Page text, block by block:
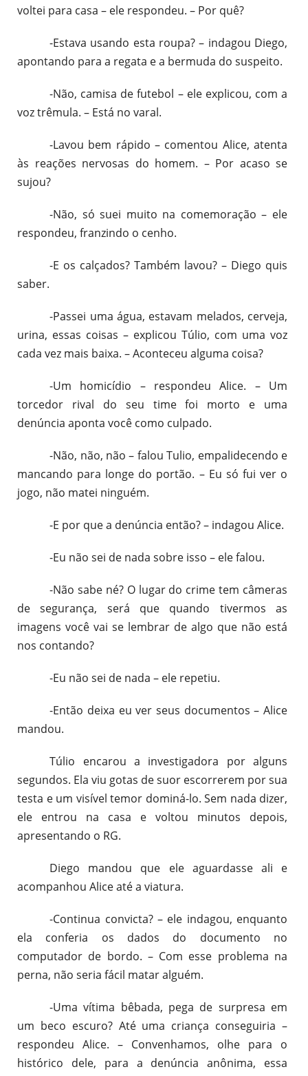
voltei para casa – ele respondeu. – Por quê?
-Estava usando esta roupa? – indagou Diego,
apontando para a regata e a bermuda do suspeito.
-Não, camisa de futebol – ele explicou, com a
voz trêmula. – Está no varal.
-Lavou bem rápido – comentou Alice, atenta
às reações nervosas do homem. – Por acaso se
sujou?
-Não, só suei muito na comemoração – ele
respondeu, franzindo o cenho.
-E os calçados? Também lavou? – Diego quis
saber.
-Passei uma água, estavam melados, cerveja,
urina, essas coisas – explicou Túlio, com uma voz
cada vez mais baixa. – Aconteceu alguma coisa?
-Um homicídio – respondeu Alice. – Um
torcedor rival do seu time foi morto e uma
denúncia aponta você como culpado.
-Não, não, não – falou Tulio, empalidecendo e
mancando para longe do portão. – Eu só fui ver o
jogo, não matei ninguém.
-E por que a denúncia então? – indagou Alice.
-Eu não sei de nada sobre isso – ele falou.
-Não sabe né? O lugar do crime tem câmeras
de segurança, será que quando tivermos as
imagens você vai se lembrar de algo que não está
nos contando?
-Eu não sei de nada – ele repetiu.
-Então deixa eu ver seus documentos – Alice
mandou.
Túlio encarou a investigadora por alguns
segundos. Ela viu gotas de suor escorrerem por sua
testa e um visível temor dominá-lo. Sem nada dizer,
ele entrou na casa e voltou minutos depois,
apresentando o RG.
Diego mandou que ele aguardasse ali e
acompanhou Alice até a viatura.
-Continua convicta? – ele indagou, enquanto
ela conferia os dados do documento no
computador de bordo. – Com esse problema na
perna, não seria fácil matar alguém.
-Uma vítima bêbada, pega de surpresa em
um beco escuro? Até uma criança conseguiria –
respondeu Alice. – Convenhamos, olhe para o
histórico dele, para a denúncia anônima, essa